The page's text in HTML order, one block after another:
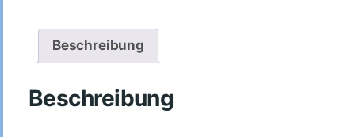
Beschreibung
Beschreibung